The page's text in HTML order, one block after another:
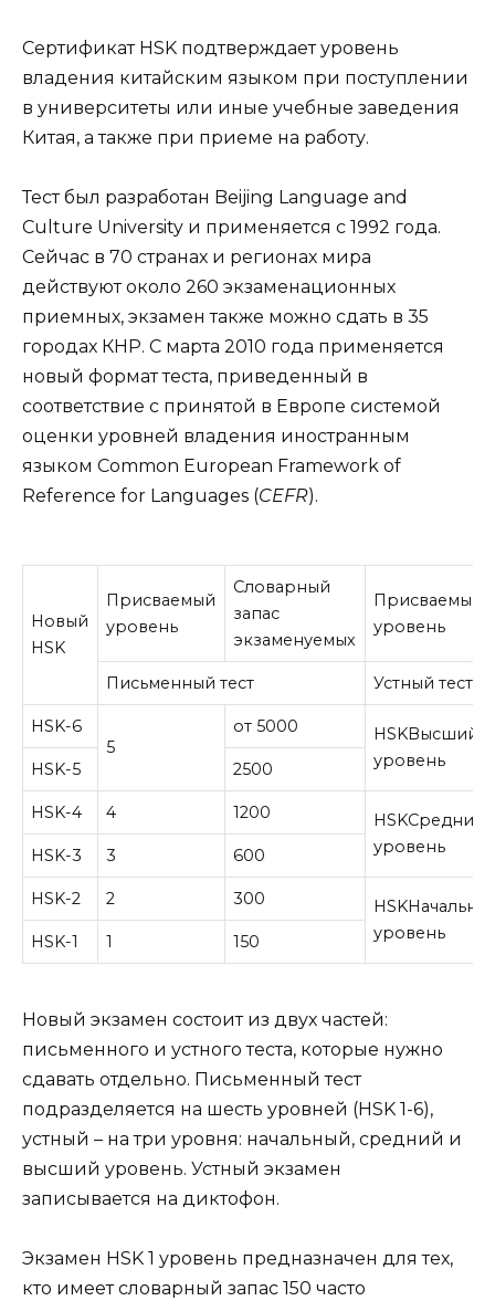
Сертификат HSK подтверждает уровень
владения китайским языком при поступлении
в университеты или иные учебные заведения
Китая, а также при приеме на работу.
Тест был разработан Beijing Language and
Culture University и применяется с 1992 года.
Сейчас в 70 странах и регионах мира
действуют около 260 экзаменационных
приемных, экзамен также можно сдать в 35
городах КНР. С марта 2010 года применяется
новый формат теста, приведенный в
соответствие с принятой в Европе системой
оценки уровней владения иностранным
языком Common European Framework of
Reference for Languages (CEFR).
Новый
HSK
Присваемый
уровень
Словарный
запас
экзаменуемых
Присваемый
уровень
Письменный тест Устный тест
HSK-6
5
от 5000
HSKВысший
уровень
HSK-5 2500
HSK-4 4 1200
HSKСредний
уровень
HSK-3 3 600
HSK-2 2 300
уровень
HSK-1 1 150
Новый экзамен состоит из двух частей:
письменного и устного теста, которые нужно
сдавать отдельно. Письменный тест
подразделяется на шесть уровней (HSK 1-6),
устный – на три уровня: начальный, средний и
высший уровень. Устный экзамен
записывается на диктофон.
Экзамен HSK 1 уровень предназначен для тех,
кто имеет словарный запас 150 часто